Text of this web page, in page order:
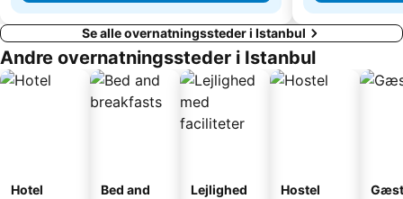
Se alle overnatningssteder i Istanbul
Andre overnatningssteder i Istanbul
Hotel
Bed and
Lejlighed
Hostel